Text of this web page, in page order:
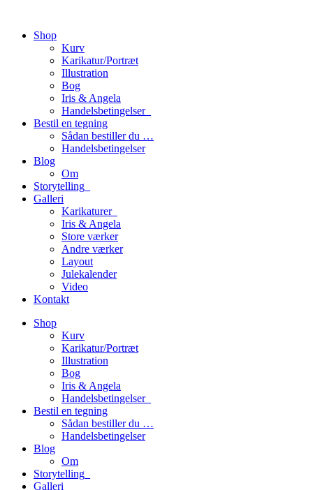
Shop
Kurv
Karikatur/Portræt
Illustration
Bog
Iris & Angela
Handelsbetingelser_
Bestil en tegning
Sådan bestiller du …
Handelsbetingelser
Blog
Om
Storytelling_
Galleri
Karikaturer_
Iris & Angela
Store værker
Andre værker
Layout
Julekalender
Video
Kontakt
Shop
Kurv
Karikatur/Portræt
Illustration
Bog
Iris & Angela
Handelsbetingelser_
Bestil en tegning
Sådan bestiller du …
Handelsbetingelser
Blog
Om
Storytelling_
Galleri